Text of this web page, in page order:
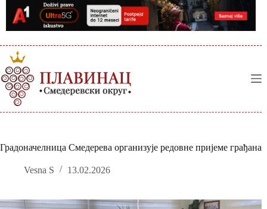
content
Градоначелница Смедерева организује редовне пријеме грађана
Vesna S 13.02.2026